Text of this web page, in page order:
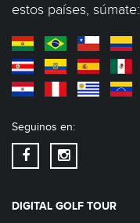
estos países, súmate:
Seguinos en:
DIGITAL GOLF TOUR